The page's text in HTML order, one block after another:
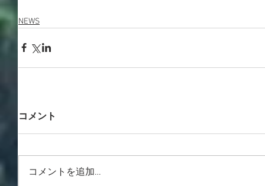
NEWS
コメント
コメントを追加…